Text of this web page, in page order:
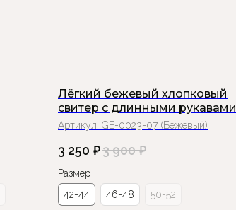
Лёгкий бежевый хлопковый
свитер с длинными рукавами
Артикул: GE-0023-07 (Бежевый)
3 250 ₽3 900 ₽
Размер
42-44
46-48 50-52